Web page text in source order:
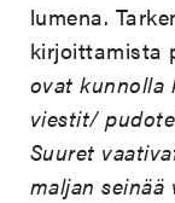
lumena.
kirjoittamista
ovat kunnolla
viestit/
Suuret
maljan